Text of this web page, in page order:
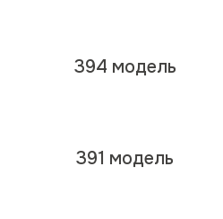
394 модель
391 модель